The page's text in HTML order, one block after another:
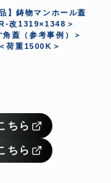
】鋳物マンホール蓋
改1319×1348＞
角蓋（参考事例）＞
＜荷重1500K＞
ちら
ちら